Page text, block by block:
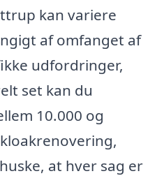
kan variere
af omfanget af
udfordringer,
set kan du
10.000 og
at hver sag er